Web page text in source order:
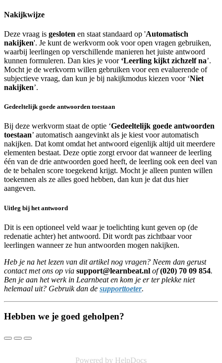
Nakijkwijze
Deze vraag is gesloten en staat standaard op 'Automatisch
nakijken'. Je kunt de werkvorm ook voor open vragen gebruiken,
waarbij leerlingen op verschillende manieren het juiste antwoord
kunnen formuleren. Dan kies je voor ‘Leerling kijkt zichzelf na’.
Mocht je de werkvorm willen gebruiken voor een evaluerende of
subjectieve vraag, dan kun je bij nakijkmodus kiezen voor ‘Niet
nakijken’.
Gedeeltelijk goede antwoorden toestaan
Bij deze werkvorm staat de optie ‘Gedeeltelijk goede antwoorden
toestaan’ automatisch aangevinkt als je kiest voor automatisch
nakijken. Dat komt omdat het antwoord eigenlijk altijd uit meerdere
elementen bestaat. Deze optie zorgt ervoor dat wanneer de leerling
één van de drie antwoorden goed heeft, de leerling ook een deel van
de te behalen score toegekend krijgt. Mocht je alleen punten willen
toekennen als ze alles goed hebben, dan kun je dat dus hier
aangeven.
Uitleg bij het antwoord
Dit is een optioneel veld waar je toelichting kunt geven op (de
redenatie achter) het antwoord. Dit wordt pas zichtbaar voor
leerlingen wanneer ze hun antwoorden mogen nakijken.
Heb je na het lezen van dit artikel nog vragen? Neem dan gerust
contact met ons op via support@learnbeat.nl of (020) 70 09 854.
Ben je aan het werk in Learnbeat en kom je er ter plekke niet
helemaal uit? Gebruik dan de supporttoeter.
Hebben we je goed geholpen?
Powered by HelpDocs